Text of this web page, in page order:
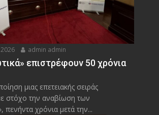
admin admin
επιστρέφουν 50 χρόνια
μιας επετειακής σειράς
στόχο την αναβίωση των
πενήντα χρόνια μετά την...